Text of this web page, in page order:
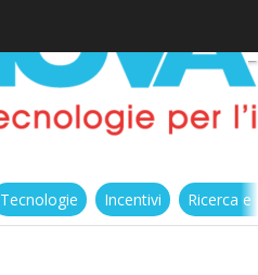
Tecnologie Incentivi Ricerca